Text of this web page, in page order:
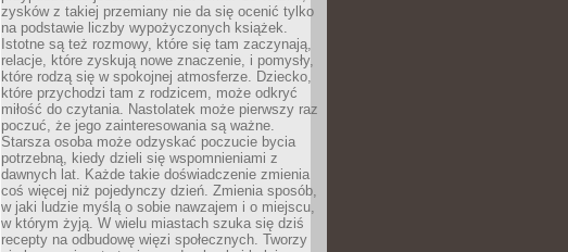
zysków z takiej przemiany nie da się ocenić tylko
na podstawie liczby wypożyczonych książek.
Istotne są też rozmowy, które się tam zaczynają,
relacje, które zyskują nowe znaczenie, i pomysły,
które rodzą się w spokojnej atmosferze. Dziecko,
które przychodzi tam z rodzicem, może odkryć
miłość do czytania. Nastolatek może pierwszy raz
poczuć, że jego zainteresowania są ważne.
Starsza osoba może odzyskać poczucie bycia
potrzebną, kiedy dzieli się wspomnieniami z
dawnych lat. Każde takie doświadczenie zmienia
coś więcej niż pojedynczy dzień. Zmienia sposób,
w jaki ludzie myślą o sobie nawzajem i o miejscu,
w którym żyją. W wielu miastach szuka się dziś
recepty na odbudowę więzi społecznych. Tworzy